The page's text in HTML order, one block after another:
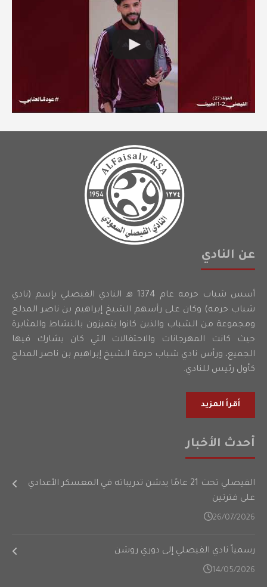
عن النادي
أسس شباب حرمه عام 1374 هـ النادي الفيصلي بإسم (نادي
شباب حرمه) وكان على رأسهم الشيخ إبراهيم بن ناصر المدلج
ومجموعة من الشباب والذين كانوا يتميزون بالنشاط والمثابرة
حيث كانت المهرجانات والاحتفالات التي كان يشارك فيها
الجميع، ورأس نادي شباب حرمة الشيخ إبراهيم بن ناصر المدلج
كأول رئيس للنادي.
أقرأ المزيد
أحدث الأخبار
الفيصلي تحت 21 عامًا يدشن تدريباته في المعسكر الأعدادي
على فترتين
26/07/2026
رسمياً نادي الفيصلي إلى دوري روشن
14/05/2026